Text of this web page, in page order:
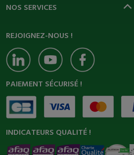
NOS SERVICES
REJOIGNEZ-NOUS !
PAIEMENT SÉCURISÉ !
INDICATEURS QUALITÉ !